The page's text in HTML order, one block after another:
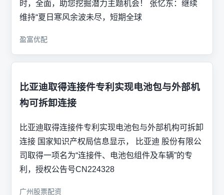
时，全面，助您挖掘潜力主题机会！ 张忆东：继续
维持“夏日寒风余波未尽，短期全球
盈富优配
比亚迪取得连接件专利实现电池包与外部机
构可拆卸连接
比亚迪取得连接件专利实现电池包与外部机构可拆卸
连接 国家知识产权局信息显示， 比亚迪 股份有限公
司取得一项名为“连接件、电池包组件及车辆”的专
利，授权公告号CN224328
广州股票配资